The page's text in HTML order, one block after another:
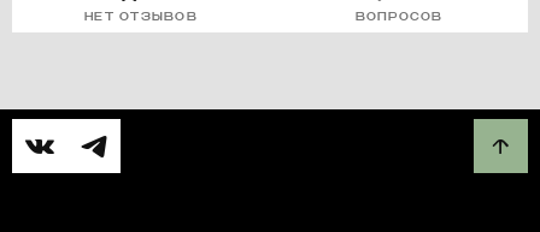
НЕТ ОТЗЫВОВ ВОПРОСОВ